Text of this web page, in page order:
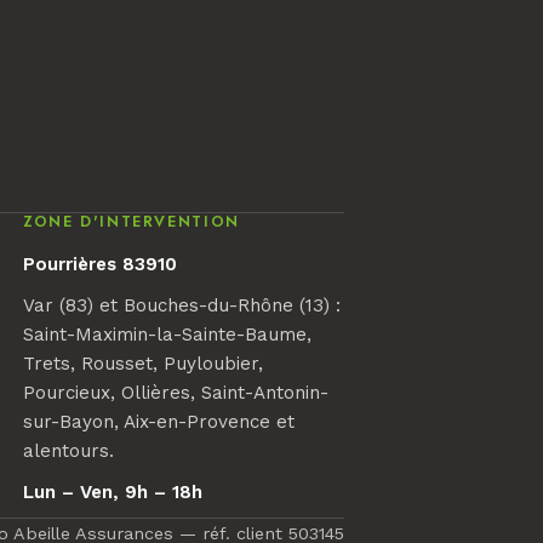
ZONE D'INTERVENTION
Pourrières 83910
Var (83) et Bouches-du-Rhône (13) :
Saint-Maximin-la-Sainte-Baume,
Trets, Rousset, Puyloubier,
Pourcieux, Ollières, Saint-Antonin-
sur-Bayon, Aix-en-Provence et
alentours.
Lun – Ven, 9h – 18h
Abeille Assurances — réf. client 503145